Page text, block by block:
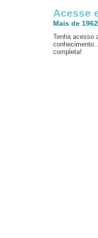
Acesse
Mais de
Tenha acesso
conhecimento.
completa!